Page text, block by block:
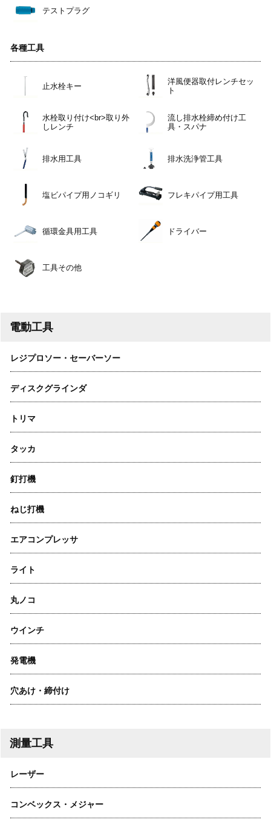
テストプラグ
各種工具
止水栓キー
洋風便器取付レンチセッ
ト
水栓取り付け<br>取り外
しレンチ
流し排水栓締め付け工
具・スパナ
排水用工具 排水洗浄管工具
塩ビパイプ用ノコギリ フレキパイプ用工具
循環金具用工具 ドライバー
工具その他
電動工具
レジプロソー・セーバーソー
ディスクグラインダ
トリマ
タッカ
釘打機
ねじ打機
エアコンプレッサ
ライト
丸ノコ
ウインチ
発電機
穴あけ・締付け
測量工具
レーザー
コンベックス・メジャー